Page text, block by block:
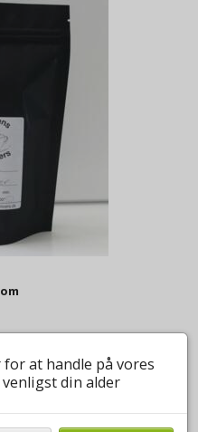
Urte The
at handle på vores
din alder